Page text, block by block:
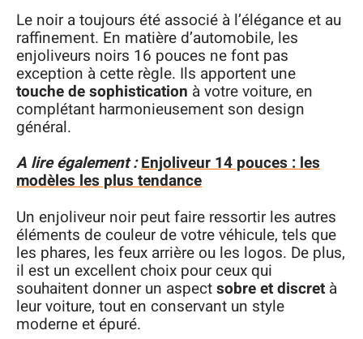
Le noir a toujours été associé à l’élégance et au
raffinement. En matière d’automobile, les
enjoliveurs noirs 16 pouces ne font pas
exception à cette règle. Ils apportent une
touche de sophistication à votre voiture, en
complétant harmonieusement son design
général.
A lire également :Enjoliveur 14 pouces : les
modèles les plus tendance
Un enjoliveur noir peut faire ressortir les autres
éléments de couleur de votre véhicule, tels que
les phares, les feux arrière ou les logos. De plus,
il est un excellent choix pour ceux qui
souhaitent donner un aspectsobre et discret à
leur voiture, tout en conservant un style
moderne et épuré.